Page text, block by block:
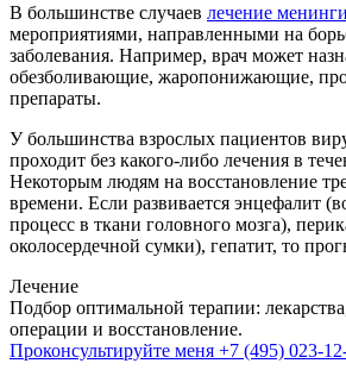
В большинстве случаев лечение
мероприятиями, направленными на
заболевания. Например, врач может
обезболивающие, жаропонижающие,
препараты.
У большинства взрослых пациентов
проходит без какого-либо лечения в
Некоторым людям на восстановление
времени. Если развивается энцефалит
процесс в ткани головного мозга),
околосердечной сумки), гепатит, то
Лечение
Подбор оптимальной терапии:
операции и восстановление.
Проконсультируйте меня +7 (495) 023-